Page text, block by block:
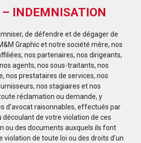
INDEMNISATION
de défendre et de dégager de
Graphic et notre société mère, nos
nos partenaires, nos dirigeants,
agents, nos sous-traitants, nos
nos prestataires de services, nos
nos stagiaires et nos
réclamation ou demande, y
d’avocat raisonnables, effectués par
découlant de votre violation de ces
ou des documents auxquels ils font
violation de toute loi ou des droits d’un